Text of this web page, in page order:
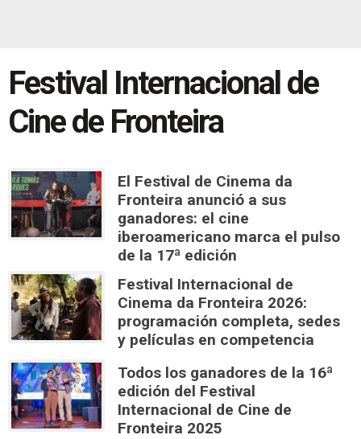
Festival Internacional de
Cine de Fronteira
El Festival de Cinema da
Fronteira anunció a sus
ganadores: el cine
iberoamericano marca el pulso
de la 17ª edición
Festival Internacional de
Cinema da Fronteira 2026:
programación completa, sedes
y películas en competencia
Todos los ganadores de la 16ª
edición del Festival
Internacional de Cine de
Fronteira 2025